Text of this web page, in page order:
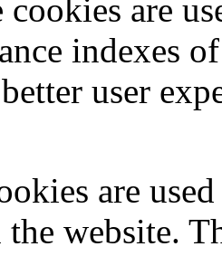
cookies are
indexes
user
are
website.